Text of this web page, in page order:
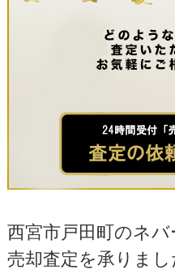
西宮市戸田町のネ
売却査定を承りまし